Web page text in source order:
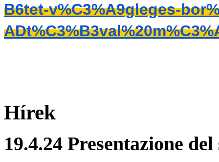
B6tet-v%C3%A9gleges-
Hírek
19.4.24 Presentazione